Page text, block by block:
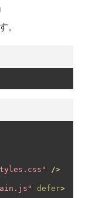
/>
defer>